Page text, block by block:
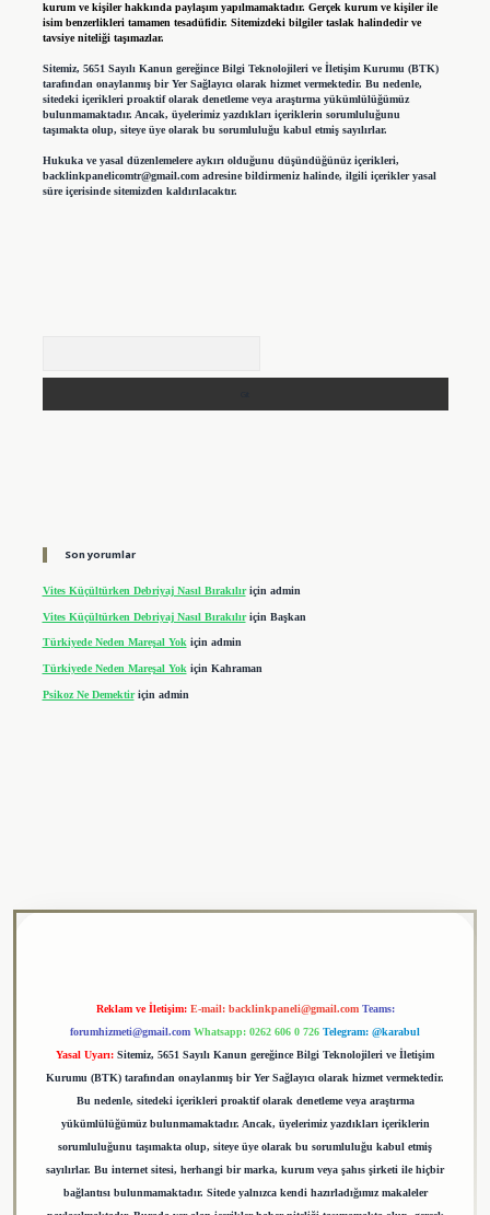
kurum ve kişiler hakkında paylaşım yapılmamaktadır. Gerçek kurum ve kişiler ile
isim benzerlikleri tamamen tesadüfidir. Sitemizdeki bilgiler taslak halindedir ve
tavsiye niteliği taşımazlar.
Sitemiz, 5651 Sayılı Kanun gereğince Bilgi Teknolojileri ve İletişim Kurumu (BTK)
tarafından onaylanmış bir Yer Sağlayıcı olarak hizmet vermektedir. Bu nedenle,
sitedeki içerikleri proaktif olarak denetleme veya araştırma yükümlülüğümüz
bulunmamaktadır. Ancak, üyelerimiz yazdıkları içeriklerin sorumluluğunu
taşımakta olup, siteye üye olarak bu sorumluluğu kabul etmiş sayılırlar.
Hukuka ve yasal düzenlemelere aykırı olduğunu düşündüğünüz içerikleri,
backlinkpanelicomtr@gmail.comadresine bildirmeniz halinde, ilgili içerikler yasal
süre içerisinde sitemizden kaldırılacaktır.
Son yorumlar
Vites Küçültürken Debriyaj Nasıl Bırakılıriçin admin
Vites Küçültürken Debriyaj Nasıl Bırakılıriçin Başkan
Türkiyede Neden Mareşal Yokiçin admin
Türkiyede Neden Mareşal Yok için Kahraman
Psikoz Ne Demektiriçin admin
Reklam ve İletişim: E-mail: backlinkpaneli@gmail.com Teams:
forumhizmeti@gmail.com Whatsapp: 0262 606 0 726 Telegram: @karabul
Yasal Uyarı: Sitemiz, 5651 Sayılı Kanun gereğince Bilgi Teknolojileri ve İletişim
Kurumu (BTK) tarafından onaylanmış bir Yer Sağlayıcı olarak hizmet vermektedir.
Bu nedenle, sitedeki içerikleri proaktif olarak denetleme veya araştırma
yükümlülüğümüz bulunmamaktadır. Ancak, üyelerimiz yazdıkları içeriklerin
sorumluluğunu taşımakta olup, siteye üye olarak bu sorumluluğu kabul etmiş
sayılırlar. Bu internet sitesi, herhangi bir marka, kurum veya şahıs şirketi ile hiçbir
bağlantısı bulunmamaktadır. Sitede yalnızca kendi hazırladığımız makaleler